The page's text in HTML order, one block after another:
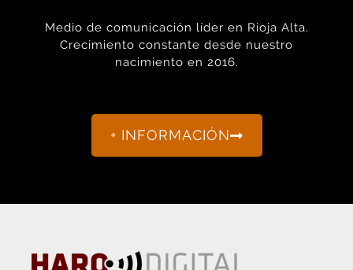
Medio de comunicación líder en Rioja Alta.
Crecimiento constante desde nuestro
nacimiento en 2016.
+ INFORMACIÓN